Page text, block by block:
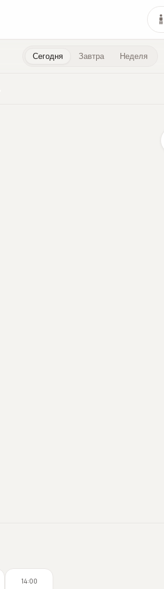
Сегодня Завтра Неделя
14:00